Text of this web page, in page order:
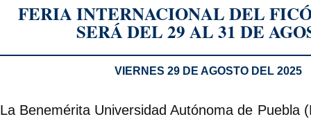
FERIA INTERNACIONAL DEL
SERÁ DEL 29 AL 31 DE
VIERNES 29 DE AGOSTO DEL 2025
La Benemérita Universidad Autónoma de Puebla